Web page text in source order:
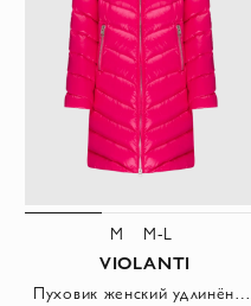
M M-L
VIOLANTI
Пуховик женский удлинённый розовый стёганый с диагональной простёжкой